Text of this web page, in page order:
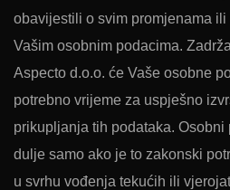
obavijestili o svim promjenama
Vašim osobnim podacima.
Aspecto d.o.o. će Vaše osobne
potrebno vrijeme za uspješno
prikupljanja tih podataka. Osobni
dulje samo ako je to zakonski
u svrhu vođenja tekućih ili